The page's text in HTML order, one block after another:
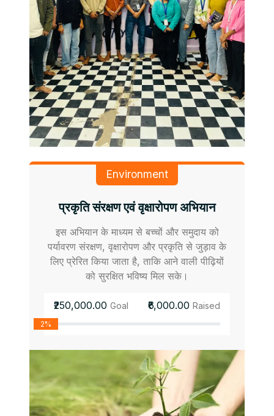
Environment
प्रकृति संरक्षण एवं वृक्षारोपण अभियान
इस अभियान के माध्यम से बच्चों और समुदाय को
पर्यावरण संरक्षण, वृक्षारोपण और प्रकृति से जुड़ाव के
लिए प्रेरित किया जाता है, ताकि आने वाली पीढ़ियों
को सुरक्षित भविष्य मिल सके।
₹250,000.00 Goal ₹6,000.00 Raised
2%